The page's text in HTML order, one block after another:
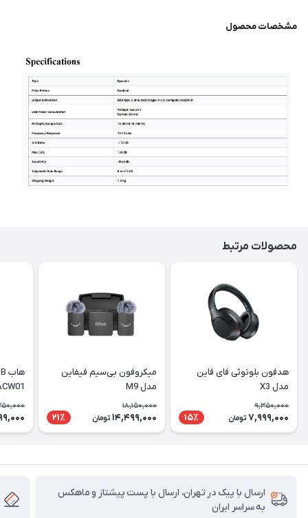
مشخصات محصول
محصولات مرتبط
هدفون بلوتوثی فای فاین
مدل X3
9,350,000
7,999,000 تومان 15٪
میکروفون بی‌سیم فیفاین
مدل M9
18,150,000
14,499,000 تومان 21٪
ارسال با پیک در تهران، ارسال با پست پیشتاز و ماهکس
به سراسر ایران